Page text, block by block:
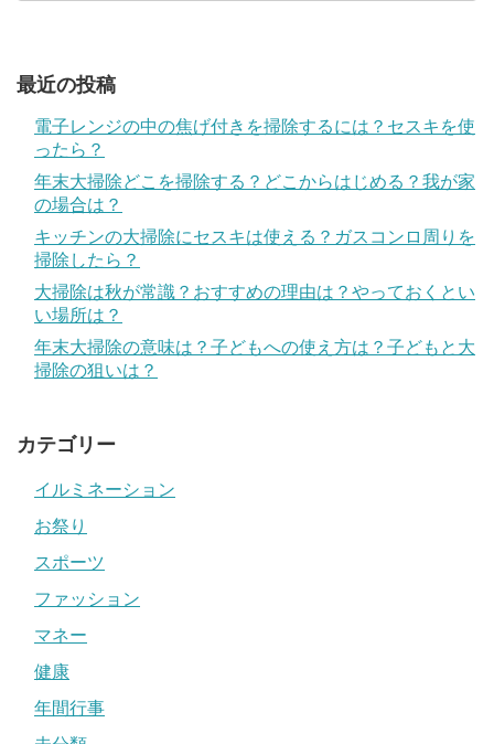
最近の投稿
電子レンジの中の焦げ付きを掃除するには？セスキを使
ったら？
年末大掃除どこを掃除する？どこからはじめる？我が家
の場合は？
キッチンの大掃除にセスキは使える？ガスコンロ周りを
掃除したら？
大掃除は秋が常識？おすすめの理由は？やっておくとい
い場所は？
年末大掃除の意味は？子どもへの使え方は？子どもと大
掃除の狙いは？
カテゴリー
イルミネーション
お祭り
スポーツ
ファッション
マネー
健康
年間行事